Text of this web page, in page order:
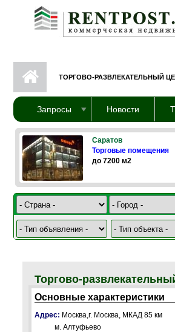
Перейти к основному содержанию
ТОРГОВО-РАЗВЛЕКАТЕЛЬНЫЙ
Запросы Новости
Саратов
Торговые помещения
до 7200 м2
Торгово-
Основные характеристики
Адрес: Москва,г. Москва, МКАД 85 км
м. Алтуфьево